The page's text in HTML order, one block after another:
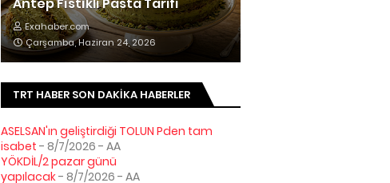
Exahaber.com
Çarşamba, Haziran 24, 2026
TRT HABER SON DAKIKA HABERLER
ASELSAN'ın geliştirdiği TOLUN Pden tam
isabet - 8/7/2026 - AA
YÖKDİL/2 pazar günü
yapılacak- 8/7/2026 - AA